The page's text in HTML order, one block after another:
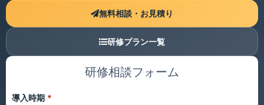
無料相談・お見積り
研修プラン一覧
研修相談フォーム
導入時期 *